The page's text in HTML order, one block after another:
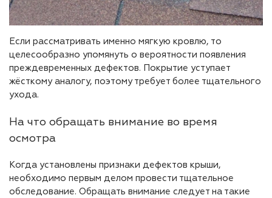
Если рассматривать именно мягкую кровлю, то
целесообразно упомянуть о вероятности появления
преждевременных дефектов. Покрытие уступает
жёсткому аналогу, поэтому требует более тщательного
ухода.
На что обращать внимание во время
осмотра
Когда установлены признаки дефектов крыши,
необходимо первым делом провести тщательное
обследование. Обращать внимание следует на такие